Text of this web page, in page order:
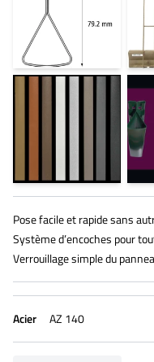
Pose facile et rapide sans
Système d’encoches pour
Verrouillage simple du
Acier AZ 140